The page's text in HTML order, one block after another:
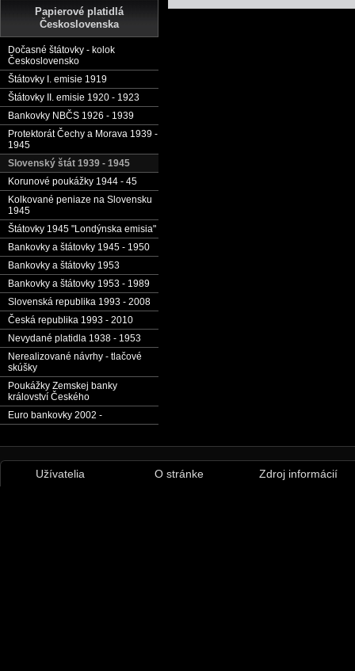
Papierové platidlá
Československa
Dočasné štátovky - kolok
Československo
Štátovky I. emisie 1919
Štátovky II. emisie 1920 - 1923
Bankovky NBČS 1926 - 1939
Protektorát Čechy a Morava 1939 -
1945
Slovenský štát 1939 - 1945
Korunové poukážky 1944 - 45
Kolkované peniaze na Slovensku
1945
Štátovky 1945 "Londýnska emisia"
Bankovky a štátovky 1945 - 1950
Bankovky a štátovky 1953
Bankovky a štátovky 1953 - 1989
Slovenská republika 1993 - 2008
Česká republika 1993 - 2010
Nevydané platidla 1938 - 1953
Nerealizované návrhy - tlačové
skúšky
Poukážky Zemskej banky
království Českého
Euro bankovky 2002 -
Užívatelia O stránke Zdroj informácií